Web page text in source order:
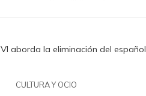
aborda la eliminación del
CULTURA Y OCIO